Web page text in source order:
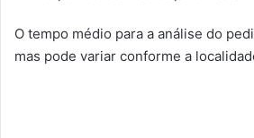
O tempo médio para a análise do
mas pode variar conforme a